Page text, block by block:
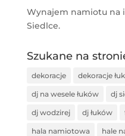
Wynajem namiotu na
Siedlce.
Szukane na
dekoracje dekoracje
dj na wesele łuków dj
dj wodzirej dj łuków
hala namiotowa hale